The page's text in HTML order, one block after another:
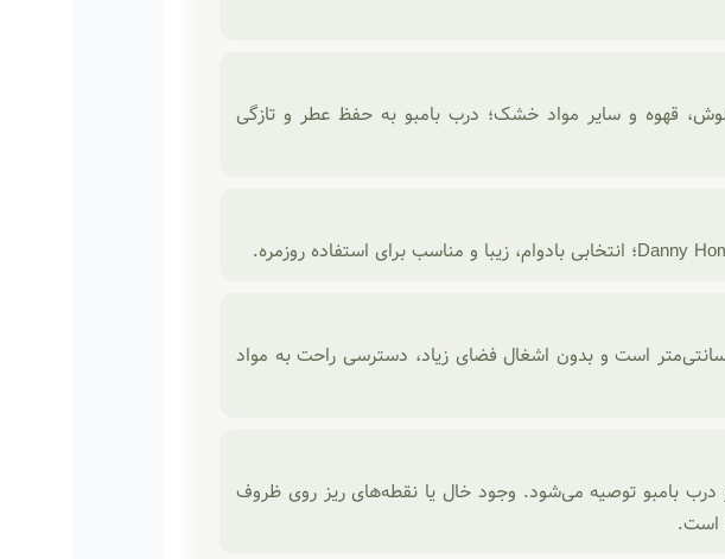
قهوه و سایر مواد خشک؛ درب بامبو به حفظ عطر و تازگی
بانکه دارای قطر ۱۰ سانتی‌متر و ارتفاع ۱۲ سانتی‌متر است و بدون اشغال فضای زیاد، دسترسی راحت به مواد
بامبو توصیه می‌شود. وجود خال یا نقطه‌های ریز روی ظروف
است.